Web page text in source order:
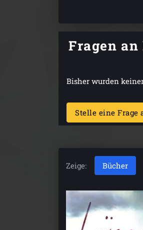
Fragen
Bisher wurden
Stelle eine
Zeige: Bücher